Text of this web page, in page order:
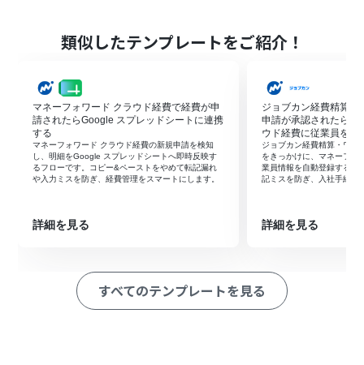
■フローボットの流れ
Yoomと連携します。
次に、トリガーでマネーフォワード クラウド経費を選択
し、「経費申請が承認されたら」というアクションを設定
します。
最後に、オペレーションでkintoneの「レコードを追加す
る」アクションを設定し、承認された経費情報を基にレコ
ードが追加されるように設定します。
ペレーション」：トリガー起動後、フロー内で処理を行うアク
ション
kintoneにレコードを追加する際、どの項目にどのデータ
を登録するかを自由に設定できます。例えば、マネーフォ
ワード クラウド経費から取得した申請日や金額、摘要と
類似したテンプレートをご紹介！
マネーフォワード クラウド経費で経費が申
請されたらGoogle スプレッドシートに連携
する
マネーフォワード クラウド経費の新規申請を検知
し、明細をGoogle スプレッドシートへ即時反映す
るフローです。コピー&ペーストをやめて転記漏れ
や入力ミスを防ぎ、経費管理をスマートにします。
詳細を見る
ジョブカン経費精算・
申請が承認されたらマ
ウド経費に従業員を登
ジョブカン経費精算・ワー
をきっかけに、マネーフォ
業員情報を自動登録するフ
記ミスを防ぎ、入社手続き
詳細を見る
すべてのテンプレートを見る